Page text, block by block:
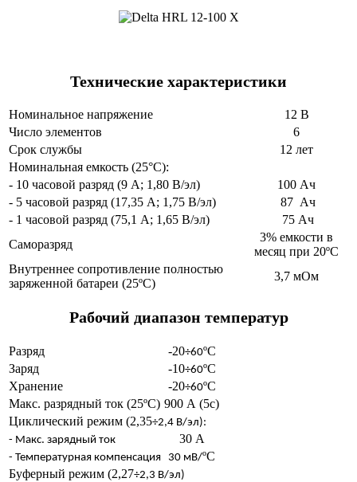
Технические характеристики
Номинальное напряжение
12 В
Число элементов
6
Срок службы
12 лет
Номинальная емкость (25°С):
- 10 часовой разряд (9 А; 1,80 В/эл)
100 Ач
- 5 часовой разряд (17,35 А; 1,75 В/эл)
87 Ач
- 1 часовой разряд (75,1 А; 1,65 В/эл)
75 Ач
Саморазряд
3% емкости в
месяц при 20ºС
Внутреннее сопротивление полностью
заряженной батареи (25ºС)
3,7 мОм
Рабочий диапазон температур
Разряд -20÷60ºС
Заряд
-10÷60ºС
Хранение
-20÷60ºС
Макс. разрядный ток (25ºС) 900 А (5с)
Циклический режим (2,35÷2,4 В/эл):
- Макс. зарядный ток
30 А
- Температурная компенсация 30 мВ/ºC
Буферный режим (2,27÷2,3 В/эл)